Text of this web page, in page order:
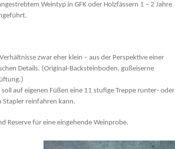
Weintyp in GFK oder Holzfässern 1 – 2 Jahre
zwar eher klein – aus der Perspektive einer
Details. (Original-Backsteinboden, gußeiserne
auf eigenen Füßen eine 11 stufige Treppe runter- oder
Stapler reinfahren kann.
Reserve für eine eingehende Weinprobe.